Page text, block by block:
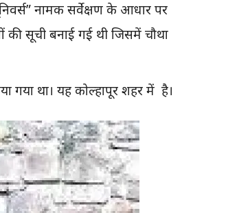
नामक सर्वेक्षण के आधार पर
की सूची बनाई गई थी जिसमें चौथा
गया था। यह कोल्हापूर शहर में है।